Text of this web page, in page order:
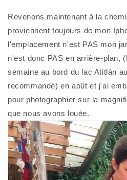
Revenons maintenant à la
proviennent toujours de mon
l'emplacement n'est PAS mon
n'est donc PAS en arrière-plan,
semaine au bord du lac Atitlán
recommandé) en août et j'ai
pour photographier sur la
que nous avons louée.